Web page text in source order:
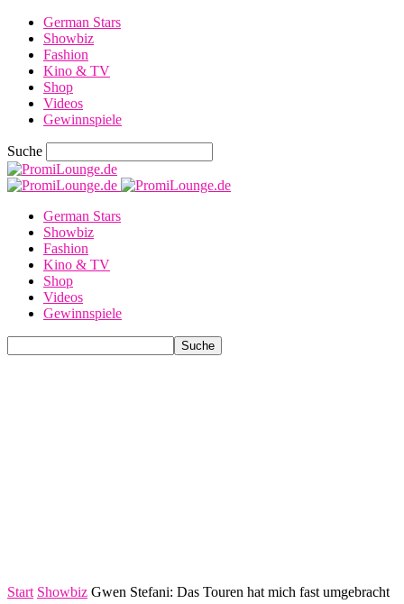
German Stars
Showbiz
Fashion
Kino & TV
Shop
Videos
Gewinnspiele
Suche
German Stars
Showbiz
Fashion
Kino & TV
Shop
Videos
Gewinnspiele
Start Showbiz Gwen Stefani: Das Touren hat mich fast umgebracht